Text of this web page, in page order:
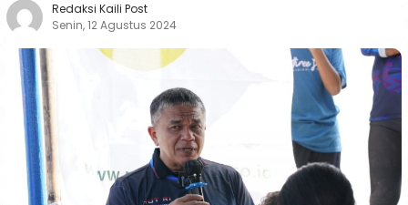
Redaksi Kaili Post
Senin, 12 Agustus 2024